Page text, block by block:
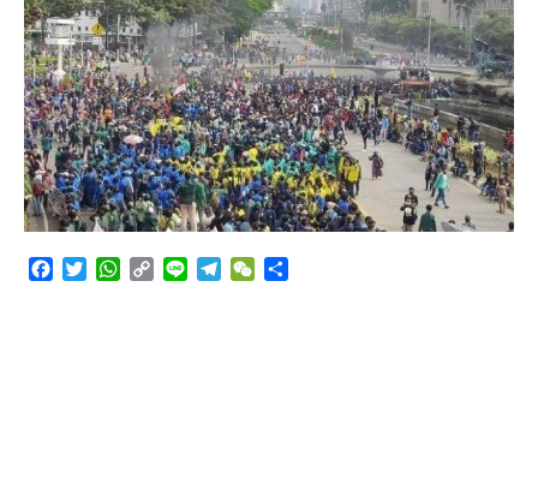
Angkutan Bawang Bombay Tak Sesuai Dokumen
FacebookTwitterWhatsApp
Copy
Line TelegramWeChat